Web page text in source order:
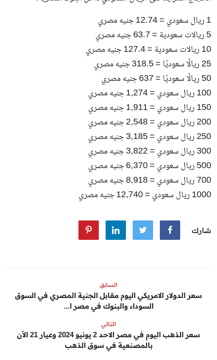
1 ريال سعودي = 12.74 جنيه مصري
5 ريالات سعودية = 63.7 جنيه مصري
10 ريالات سعودية = 127.4 جنيه مصري
25 ريالًا سعوديًا = 318.5 جنيه مصري
50 ريالًا سعوديًا = 637 جنيه مصري
100 ريال سعودي = 1,274 جنيه مصري
150 ريال سعودي = 1,911 جنيه مصري
200 ريال سعودي = 2,548 جنيه مصري
250 ريال سعودي = 3,185 جنيه مصري
300 ريال سعودي = 3,822 جنيه مصري
500 ريال سعودي = 6,370 جنيه مصري
700 ريال سعودي = 8,918 جنيه مصري
1000 ريال سعودي = 12,740 جنيه مصري
شارك
السابق
سعر الدولار الامريكي اليوم مقابل الجنية المصري في السوق
السوداء والبنوك في مصر ا...
التالي
سعر الذهب اليوم في مصر الاحد 2 يونيو 2024 وعيار 21 الأن
بالمصنعية في سوق الذهب